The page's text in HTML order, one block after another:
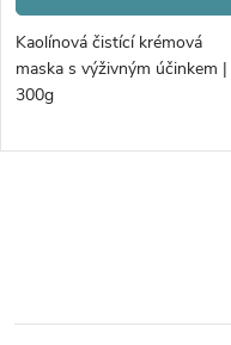
Kaolínová čistící krémová
maska s výživným účinkem |
300g
l